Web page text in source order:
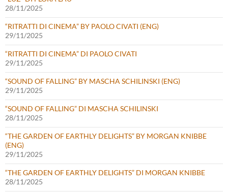
28/11/2025
“RITRATTI DI CINEMA” BY PAOLO CIVATI (ENG)
29/11/2025
“RITRATTI DI CINEMA” DI PAOLO CIVATI
29/11/2025
“SOUND OF FALLING” BY MASCHA SCHILINSKI (ENG)
29/11/2025
“SOUND OF FALLING” DI MASCHA SCHILINSKI
28/11/2025
“THE GARDEN OF EARTHLY DELIGHTS” BY MORGAN KNIBBE
(ENG)
29/11/2025
“THE GARDEN OF EARTHLY DELIGHTS” DI MORGAN KNIBBE
28/11/2025